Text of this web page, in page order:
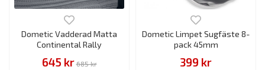
Dometic Vadderad Matta
Continental Rally
645 kr 685 kr
Dometic Limpet Sugfäste 8-
pack 45mm
399 kr